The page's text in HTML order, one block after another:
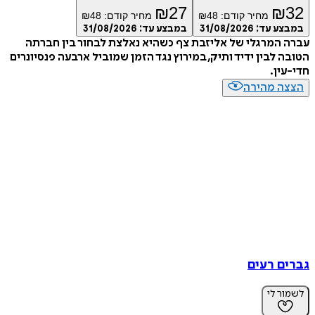
₪ מחיר קודם: ₪48
עד:31/08/2026
₪ 27 מחיר קודם: ₪48
במבצע עד:31/08/2026
המרגלי של אליזבת צף כשהיא נאלצת לבחור בין חברתה
לבין ידיד ותיק, במירוץ נגד הזמן שמוביל ארבעה פנסיונרים
מהירה
רעים
לי